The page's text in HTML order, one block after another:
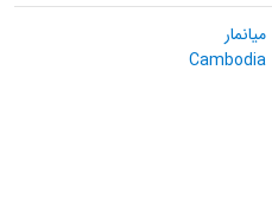
میانمار
Cambodia